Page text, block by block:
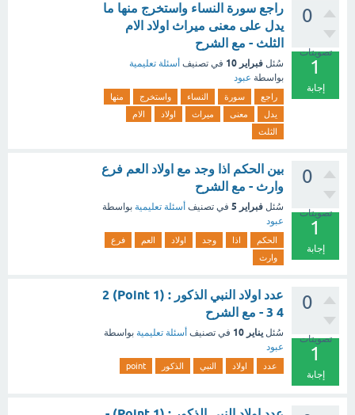
0
تصويتات
1
إجابة
راجع سورة النساء واستخرج منها ما
يدل على معنى ميراث اولاد الام
الثلث - مع الشرح
سُئل فبراير 10 في تصنيف أسئلة تعليمية
بواسطة عبود
راجع سورة النساء واستخرج
منها
يدل
معنى ميراث اولاد
الام
الثلث
0
تصويتات
1
إجابة
بين الحكم اذا وجد مع اولاد العم فرع
وارث - مع الشرح
سُئل فبراير 5 في تصنيف أسئلة تعليمية بواسطة
عبود
الحكم اذا وجد اولاد العم
فرع
وارث
0
تصويتات
1
إجابة
عدد اولاد النبي الذكور : (1 Point) 2
3 4 - مع الشرح
سُئل يناير 10 في تصنيف أسئلة تعليمية بواسطة
عبود
عدد اولاد النبي الذكور point